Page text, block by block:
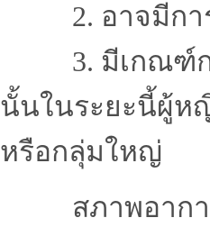
2. อาจมีการ
3. มีเกณฑ์กา
นั้นในระยะนี้ผู้ห
หรือกลุ่มใหญ่
สภาพอากาศ